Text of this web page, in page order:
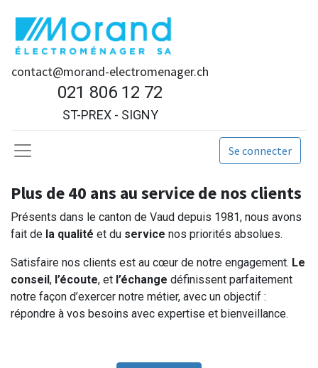
contact@morand-electromenager.ch
021 806 12 72
ST-PREX - SIGNY
Se connecter
Plus de 40 ans au service de nos clients
Présents dans le canton de Vaud depuis 1981, nous avons
fait de la qualité et du service nos priorités absolues.
Satisfaire nos clients est au cœur de notre engagement. Le
conseil, l’écoute, et l’échange définissent parfaitement
notre façon d’exercer notre métier, avec un objectif :
répondre à vos besoins avec expertise et bienveillance.